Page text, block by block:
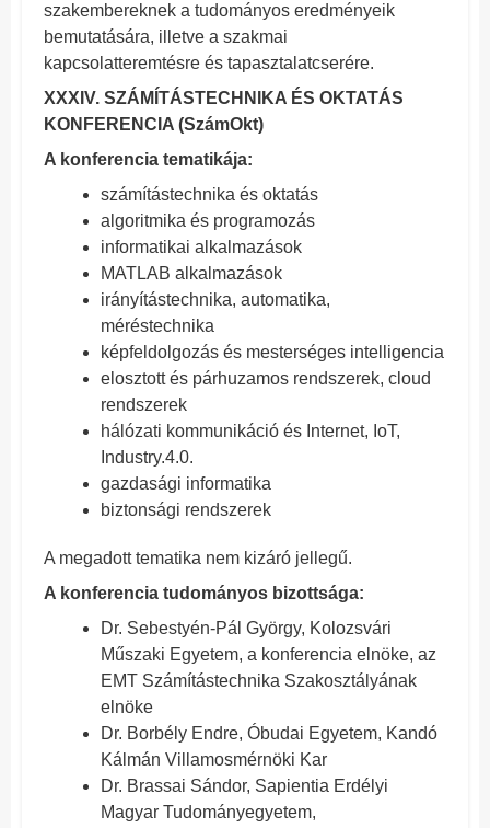
szakembereknek a tudományos eredményeik
bemutatására, illetve a szakmai
kapcsolatteremtésre és tapasztalatcserére.
XXXIV. SZÁMÍTÁSTECHNIKA ÉS OKTATÁS
KONFERENCIA (SzámOkt)
A konferencia tematikája:
számítástechnika és oktatás
algoritmika és programozás
informatikai alkalmazások
MATLAB alkalmazások
irányítástechnika, automatika,
méréstechnika
képfeldolgozás és mesterséges intelligencia
elosztott és párhuzamos rendszerek, cloud
rendszerek
hálózati kommunikáció és Internet, IoT,
Industry.4.0.
gazdasági informatika
biztonsági rendszerek
A megadott tematika nem kizáró jellegű.
A konferencia tudományos bizottsága:
Dr. Sebestyén-Pál György, Kolozsvári
Műszaki Egyetem, a konferencia elnöke, az
EMT Számítástechnika Szakosztályának
elnöke
Dr. Borbély Endre, Óbudai Egyetem, Kandó
Kálmán Villamosmérnöki Kar
Dr. Brassai Sándor, Sapientia Erdélyi
Magyar Tudományegyetem,